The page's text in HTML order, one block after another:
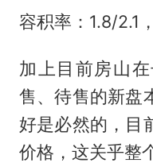
容积率：1.8/2.1
加上目前房山
售、待售的新盘
好是必然的，目
价格，这关乎整